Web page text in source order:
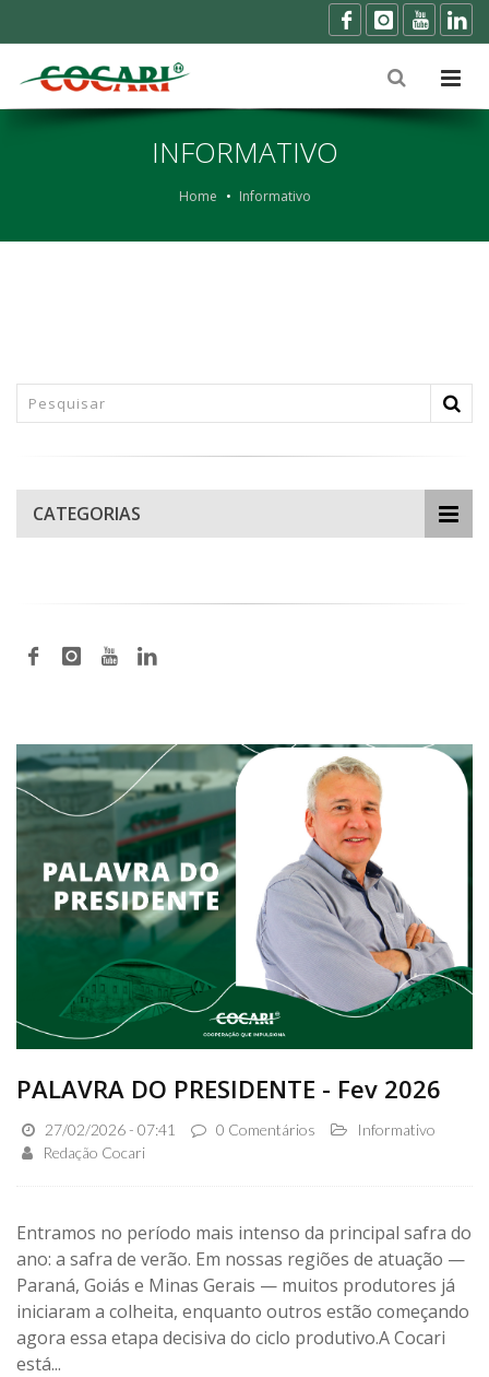
INFORMATIVO
Home Informativo
CATEGORIAS
PALAVRA DO PRESIDENTE - Fev 2026
27/02/2026 - 07:41 0 Comentários
Informativo
Redação Cocari
Entramos no período mais intenso da principal safra do
ano: a safra de verão. Em nossas regiões de atuação —
Paraná, Goiás e Minas Gerais — muitos produtores já
iniciaram a colheita, enquanto outros estão começando
agora essa etapa decisiva do ciclo produtivo.A Cocari
está...